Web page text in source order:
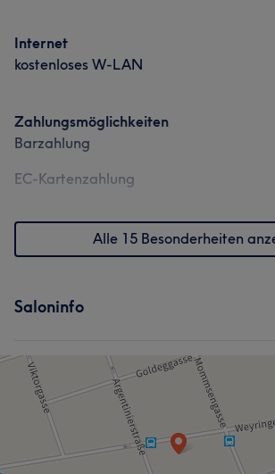
Internet
kostenloses W-LAN
Zahlungsmöglichkeiten
Barzahlung
EC-Kartenzahlung
Alle 15 Besonderheiten
Saloninfo